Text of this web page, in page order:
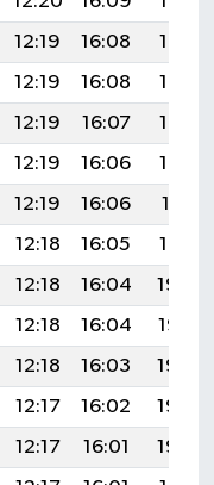
12:19 16:08
19:17
12:19 16:08
19:15
12:19 16:07
19:14
12:19 16:06
19:12
12:19 16:06
19:11
12:18 16:05
19:10
12:18 16:04
19:08
12:18 16:04
19:07
12:18 16:03
19:05
12:17 16:02
19:04
12:17 16:01
19:02